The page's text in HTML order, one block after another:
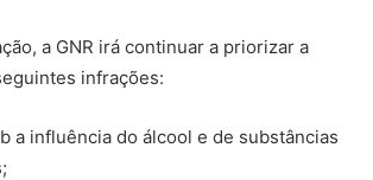
a GNR irá continuar a priorizar a
infrações:
a influência do álcool e de substâncias